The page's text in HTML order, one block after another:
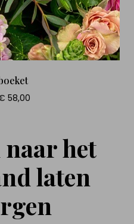
58,00
het
laten